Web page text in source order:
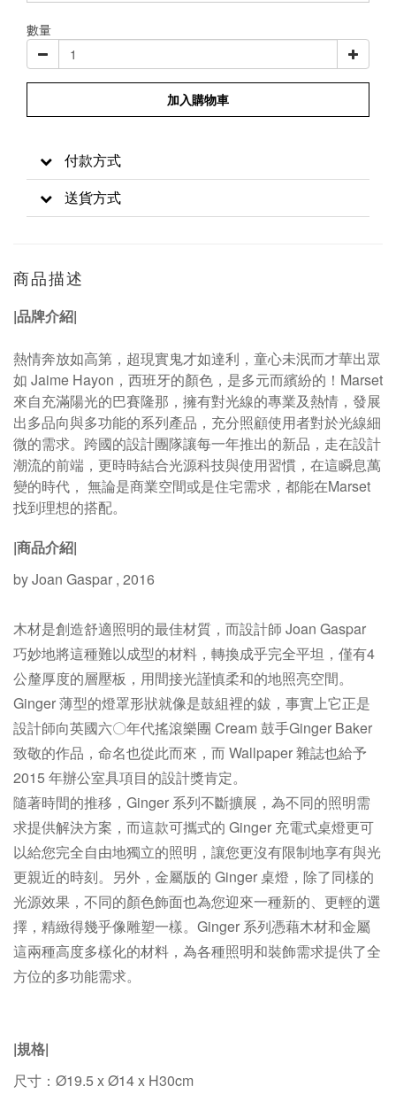
數量
加入購物車
付款方式
送貨方式
商品描述
|品牌介紹|
熱情奔放如高第，超現實鬼才如達利，童心未泯而才華出眾
如 Jaime Hayon，西班牙的顏色，是多元而繽紛的！Marset
來自充滿陽光的巴賽隆那，擁有對光線的專業及熱情，發展
出多品向與多功能的系列產品，充分照顧使用者對於光線細
微的需求。跨國的設計團隊讓每一年推出的新品，走在設計
潮流的前端，更時時結合光源科技與使用習慣，在這瞬息萬
變的時代， 無論是商業空間或是住宅需求，都能在Marset
找到理想的搭配。
|商品介紹|
by Joan Gaspar , 2016
木材是創造舒適照明的最佳材質，而設計師 Joan Gaspar
巧妙地將這種難以成型的材料，轉換成乎完全平坦，僅有4
公釐厚度的層壓板，用間接光謹慎柔和的地照亮空間。
Ginger 薄型的燈罩形狀就像是鼓組裡的鈸，事實上它正是
設計師向英國六〇年代搖滾樂團 Cream 鼓手Ginger Baker
致敬的作品，命名也從此而來，而 Wallpaper 雜誌也給予
2015 年辦公室具項目的設計獎肯定。
隨著時間的推移，Ginger 系列不斷擴展，為不同的照明需
求提供解決方案，而這款可攜式的 Ginger 充電式桌燈更可
以給您完全自由地獨立的照明，讓您更沒有限制地享有與光
更親近的時刻。另外，金屬版的 Ginger 桌燈，除了同樣的
光源效果，不同的顏色飾面也為您迎來一種新的、更輕的選
擇，精緻得幾乎像雕塑一樣。Ginger 系列憑藉木材和金屬
這兩種高度多樣化的材料，為各種照明和裝飾需求提供了全
方位的多功能需求。
|規格|
尺寸： Ø19.5 x Ø14 x H30cm